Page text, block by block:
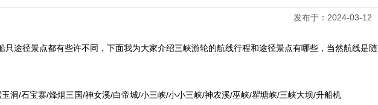
发布于：2024-03-12
只途径景点都有些许不同，下面我为大家介绍三峡游轮的航线行程和途径景点有哪些，当然航线是随
玉洞/石宝寨/烽烟三国/神女溪/白帝城/小三峡/小小三峡/神农溪/巫峡/瞿塘峡/三峡大坝/升船机